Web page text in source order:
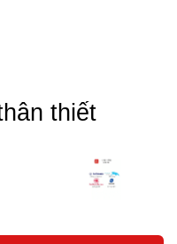
thiết